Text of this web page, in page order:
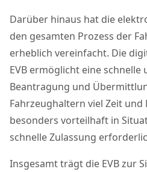
Darüber hinaus hat die
den gesamten Prozess der
erheblich vereinfacht. Die
EVB ermöglicht eine
Beantragung und
Fahrzeughaltern viel Zeit
besonders vorteilhaft in
schnelle Zulassung
Insgesamt trägt die EVB zur